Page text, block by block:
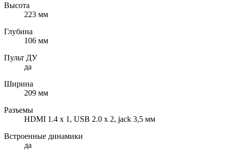
Высота
223 мм
Глубина
106 мм
Пульт ДУ
да
Ширина
209 мм
Разъемы
HDMI 1.4 x 1, USB 2.0 x 2, jack 3,5 мм
Встроенные динамики
да